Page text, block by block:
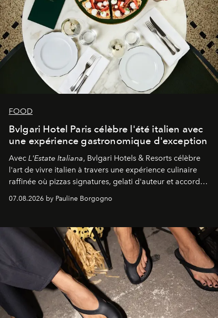
FOOD
Bvlgari Hotel Paris célèbre l'été italien avec
une expérience gastronomique d'exception
Avec L'Estate Italiana, Bvlgari Hotels & Resorts célèbre
l'art de vivre italien à travers une expérience culinaire
raffinée où pizzas signatures, gelati d'auteur et accords
d'exception composent un véritable voyage sensoriel.
07.08.2026 by Pauline Borgogno